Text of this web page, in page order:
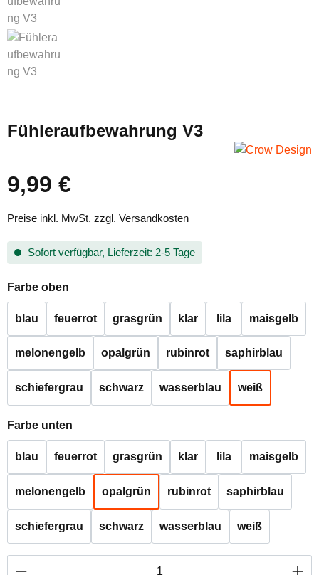
Fühleraufbewahrung V3
Regulärer Preis:
9,99 €
Preise inkl. MwSt. zzgl. Versandkosten
Sofort verfügbar, Lieferzeit: 2-5 Tage
Farbe oben
blau feuerrot grasgrün klar lila maisgelb
melonengelb opalgrün rubinrot saphirblau
schiefergrau schwarz wasserblau weiß
Farbe unten
blau feuerrot grasgrün klar lila maisgelb
melonengelb opalgrün rubinrot saphirblau
schiefergrau schwarz wasserblau weiß
Produkt Anzahl: Gib den gewünschten